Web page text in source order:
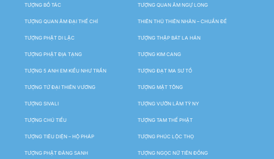
TƯỢNG BỒ TÁC TƯỢNG QUAN ÂM NGỰ LONG
TƯỢNG QUAN ÂM ĐẠI THẾ CHÍ THIÊN THỦ THIÊN NHÃN – CHUẨN ĐỀ
TƯỢNG PHẬT DI LẶC TƯỢNG THẬP BÁT LA HÁN
TƯỢNG PHẬT ĐỊA TẠNG TƯỢNG KIM CANG
TƯỢNG 5 ANH EM KIỀU NHƯ TRẦN TƯỢNG ĐẠT MA SƯ TỔ
TƯỢNG TỨ ĐẠI THIÊN VƯƠNG TƯỢNG MẬT TÔNG
TƯỢNG SIVALI TƯỢNG VƯỜN LÂM TỲ NY
TƯỢNG CHÚ TIỂU TƯỢNG TAM THẾ PHẬT
TƯỢNG TIÊU DIỆN – HỘ PHÁP TƯỢNG PHÚC LỘC THỌ
TƯỢNG PHẬT ĐẢNG SANH TƯỢNG NGỌC NỮ TIÊN ĐỒNG